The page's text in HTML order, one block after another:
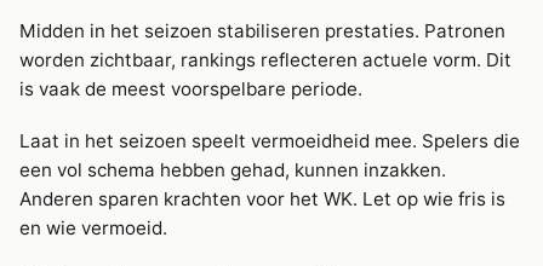
Midden in het seizoen stabiliseren prestaties. Patronen
worden zichtbaar, rankings reflecteren actuele vorm. Dit
is vaak de meest voorspelbare periode.
Laat in het seizoen speelt vermoeidheid mee. Spelers die
een vol schema hebben gehad, kunnen inzakken.
Anderen sparen krachten voor het WK. Let op wie fris is
en wie vermoeid.